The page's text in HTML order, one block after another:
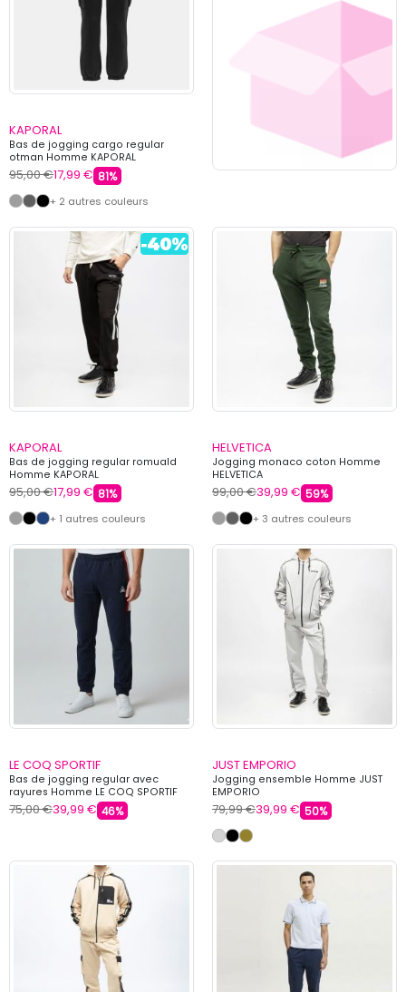
KAPORAL
Bas de jogging cargo regular
otman Homme KAPORAL
95,00 €17,99 € 81%
+ 2 autres couleurs
KAPORAL
Bas de jogging regular romuald
Homme KAPORAL
95,00 €17,99 € 81%
+ 1 autres couleurs
HELVETICA
Jogging monaco coton Homme
HELVETICA
99,00 €39,99 € 59%
+ 3 autres couleurs
LE COQ SPORTIF
Bas de jogging regular avec
rayures Homme LE COQ SPORTIF
75,00 €39,99 € 46%
JUST EMPORIO
Jogging ensemble Homme JUST
EMPORIO
79,99 €39,99 € 50%